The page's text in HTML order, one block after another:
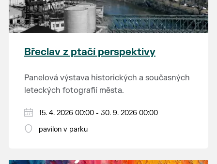
Břeclav z ptačí perspektivy
Panelová výstava historických a současných
leteckých fotografií města.
15. 4. 2026 00:00 - 30. 9. 2026 00:00
pavilon v parku